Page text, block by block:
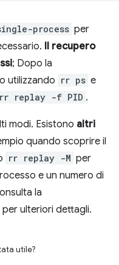
process per
Il recupero
; Dopo la
utilizzando rr ps e
rr replay -f PID .
modi. Esistono altri
quando scoprire il
rr replay -M per
e un numero di
la
per ulteriori dettagli.
utile?